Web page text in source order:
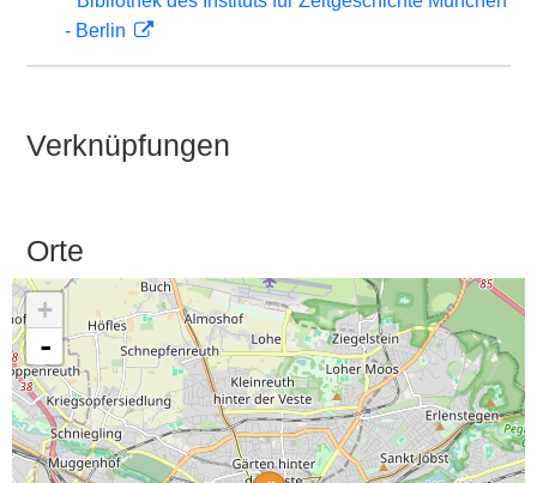
- Berlin
Verknüpfungen
Orte
+
-